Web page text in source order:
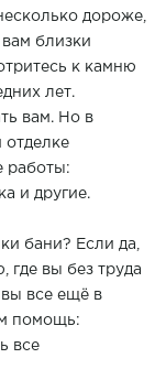
дороже,
близки
к камню
лет.
вам. Но в
отделке
работы:
и другие.
бани? Если да,
вы без труда
все ещё в
помощь:
все